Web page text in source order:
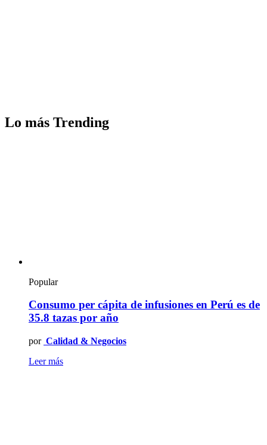
Lo más Trending
Popular
Consumo per cápita de infusiones en Perú es de
35.8 tazas por año
por Calidad & Negocios
Leer más